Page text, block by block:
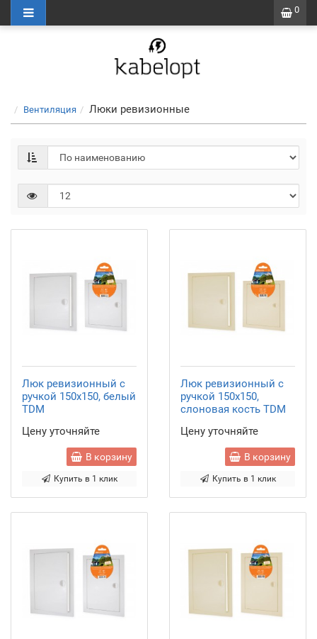
0
Вентиляция Люки ревизионные
Люк ревизионный с
ручкой 150х150, белый
TDM
Цену уточняйте
В корзину
Купить в 1 клик
Люк ревизионный с
ручкой 150х150,
слоновая кость TDM
Цену уточняйте
В корзину
Купить в 1 клик